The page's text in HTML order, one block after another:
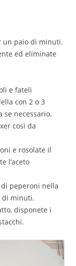
un paio di minuti.
ed eliminate
e fateli
con 2 o 3
se necessario.
così da
e rosolate il
l’aceto
di peperoni nella
di minuti.
disponete i